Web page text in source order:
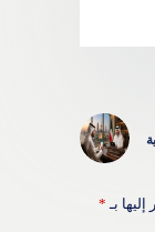
بـ *